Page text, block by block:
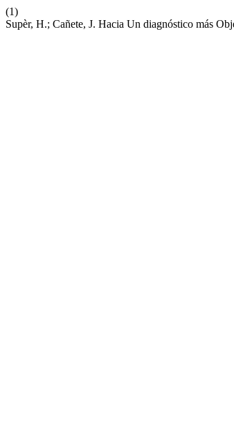
(1)
Supèr, H.; Cañete, J. Hacia Un diagnóstico más